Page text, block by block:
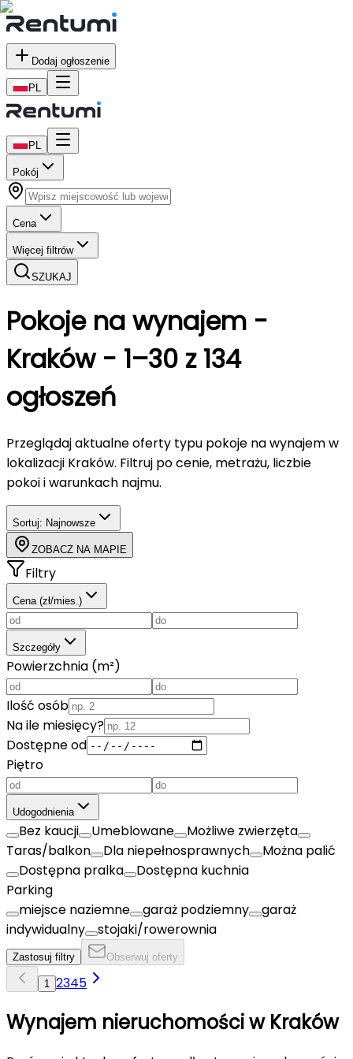
Dodaj ogłoszenie
PL
PL
Pokój
Cena
Więcej filtrów
SZUKAJ
Pokojena wynajem -
Kraków- 1–30 z 134
ogłoszeń
Przeglądaj aktualne oferty typu pokoje na wynajemw
lokalizacji Kraków. Filtruj po cenie, metrażu, liczbie
pokoi i warunkach najmu.
Sortuj: Najnowsze
ZOBACZ NA MAPIE
Filtry
Cena (zł/mies.)
Szczegóły
Powierzchnia (m²)
Ilość osób
Na ile miesięcy?
Dostępne od
Piętro
Udogodnienia
Bez kaucji Umeblowane
Możliwe zwierzęta
Taras/balkon
Dla niepełnosprawnych
Można palić
Dostępna pralka
Dostępna kuchnia
Parking
miejsce naziemne
garaż podziemny
garaż
indywidualny
stojaki/rowerownia
Zastosuj filtry Obserwuj oferty
1 2345
Wynajem nieruchomości w Kraków